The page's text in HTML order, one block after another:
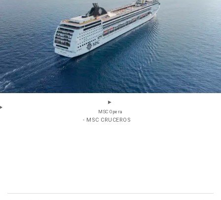
MSC Opera
- MSC CRUCEROS